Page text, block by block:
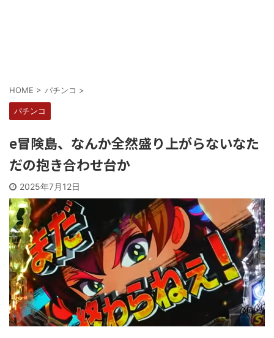
HOME > パチンコ >
パチンコ
e冒険島、なんか全然盛り上がらないなた
だの抱き合わせ台か
2025年7月12日